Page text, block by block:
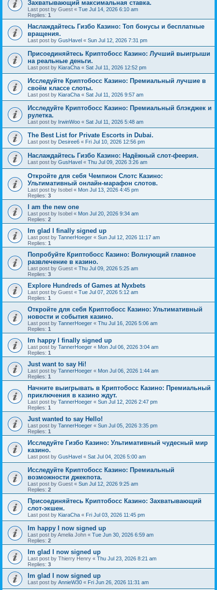
Захватывающий максимальная ставка.
Last post by Guest « Tue Jul 14, 2026 6:10 am
Replies: 1
Наслаждайтесь Гизбо Казино: Топ бонусы и бесплатные
вращения.
Last post by GusHavel « Sun Jul 12, 2026 7:31 pm
Присоединяйтесь Криптобосс Казино: Лучший выигрыши
на реальные деньги.
Last post by KiaraCha « Sat Jul 11, 2026 12:52 pm
Исследуйте Криптобосс Казино: Премиальный лучшие в
своём классе слоты.
Last post by KiaraCha « Sat Jul 11, 2026 9:57 am
Исследуйте Криптобосс Казино: Премиальный блэкджек и
рулетка.
Last post by IrwinWoo « Sat Jul 11, 2026 5:48 am
The Best List for Private Escorts in Dubai.
Last post by Desiree6 « Fri Jul 10, 2026 12:56 pm
Наслаждайтесь Гизбо Казино: Надёжный слот-феерия.
Last post by GusHavel « Thu Jul 09, 2026 3:26 am
Откройте для себя Чемпион Слотс Казино:
Ультимативный онлайн-марафон слотов.
Last post by Isobel « Mon Jul 13, 2026 4:45 pm
Replies: 3
I am the new one
Last post by Isobel « Mon Jul 20, 2026 9:34 am
Replies: 2
Im glad I finally signed up
Last post by TannerHoeger « Sun Jul 12, 2026 11:17 am
Replies: 1
Попробуйте Криптобосс Казино: Волнующий главное
развлечение в казино.
Last post by Guest « Thu Jul 09, 2026 5:25 am
Replies: 3
Explore Hundreds of Games at Nyxbets
Last post by Guest « Tue Jul 07, 2026 5:12 am
Replies: 1
Откройте для себя Криптобосс Казино: Ультимативный
новости и события казино.
Last post by TannerHoeger « Thu Jul 16, 2026 5:06 am
Replies: 1
Im happy I finally signed up
Last post by TannerHoeger « Mon Jul 06, 2026 3:04 am
Replies: 1
Just want to say Hi!
Last post by TannerHoeger « Mon Jul 06, 2026 1:44 am
Replies: 1
Начните выигрывать в Криптобосс Казино: Премиальный
приключения в казино ждут.
Last post by TannerHoeger « Sun Jul 12, 2026 2:47 pm
Replies: 1
Just wanted to say Hello!
Last post by TannerHoeger « Sun Jul 05, 2026 3:35 pm
Replies: 1
Исследуйте Гизбо Казино: Ультимативный чудесный мир
казино.
Last post by GusHavel « Sat Jul 04, 2026 5:00 am
Исследуйте Криптобосс Казино: Премиальный
возможности джекпота.
Last post by Guest « Sun Jul 12, 2026 9:25 am
Replies: 2
Присоединяйтесь Криптобосс Казино: Захватывающий
слот-экшен.
Last post by KiaraCha « Fri Jul 03, 2026 11:45 pm
Im happy I now signed up
Last post byAmelia John « Tue Jun 30, 2026 6:59 am
Replies: 2
Im glad I now signed up
Last post by Thierry Henry « Thu Jul 23, 2026 8:21 am
Replies: 3
Im glad I now signed up
Last post by AnnieW30 « Fri Jun 26, 2026 11:31 am